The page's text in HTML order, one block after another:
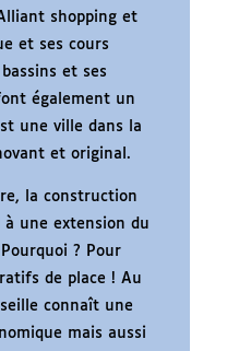
shopping et
et ses cours
et ses
également un
une ville dans la
et original.
la construction
à une extension du
? Pour
de place ! Au
connaît une
mais aussi